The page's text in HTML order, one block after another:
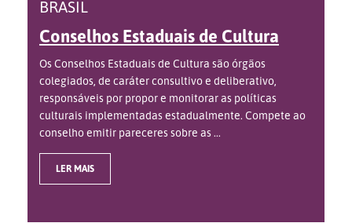
BRASIL
Conselhos Estaduais de Cultura
Os Conselhos Estaduais de Cultura são órgãos
colegiados, de caráter consultivo e deliberativo,
responsáveis por propor e monitorar as políticas
culturais implementadas estadualmente. Compete ao
conselho emitir pareceres sobre as ...
LER MAIS